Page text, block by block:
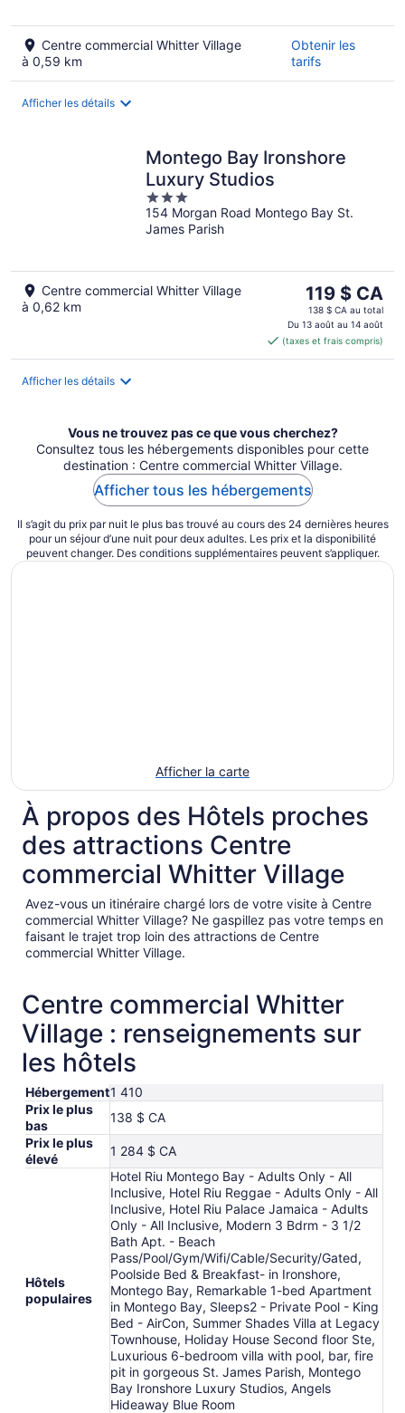
Centre commercial Whitter Village
à 0,59 km
Obtenir les
tarifs
Afficher les détails
Montego Bay Ironshore
Luxury Studios
3
out
of
154 Morgan Road Montego Bay St.
James Parish
Centre commercial Whitter Village
à 0,62 km
Le
prix
est
de 119 $ CA
par
119 $ CA
138 $ CA au total
Du 13 août au 14 août
(taxes et frais compris)
Afficher les détails
Vous ne trouvez pas ce que vous cherchez?
Consultez tous les hébergements disponibles pour cette
destination : Centre commercial Whitter Village.
Afficher tous les hébergements
Il s’agit du prix par nuit le plus bas trouvé au cours des 24 dernières heures
pour un séjour d’une nuit pour deux adultes. Les prix et la disponibilité
peuvent changer. Des conditions supplémentaires peuvent s’appliquer.
Afficher la carte
À propos des Hôtels proches
des attractions Centre
commercial Whitter Village
Avez-vous un itinéraire chargé lors de votre visite à Centre
commercial Whitter Village? Ne gaspillez pas votre temps en
faisant le trajet trop loin des attractions de Centre
commercial Whitter Village.
Centre commercial Whitter
Village : renseignements sur
les hôtels
Hébergement1 410
Prix le plus
bas
138 $ CA
Prix le plus
élevé
1 284 $ CA
Hôtels
populaires
Hotel Riu Montego Bay - Adults Only - All
Inclusive, Hotel Riu Reggae - Adults Only - All
Inclusive, Hotel Riu Palace Jamaica - Adults
Only - All Inclusive, Modern 3 Bdrm - 3 1/2
Bath Apt. - Beach
Pass/Pool/Gym/Wifi/Cable/Security/Gated,
Poolside Bed & Breakfast- in Ironshore,
Montego Bay, Remarkable 1-bed Apartment
in Montego Bay, Sleeps2 - Private Pool - King
Bed - AirCon, Summer Shades Villa at Legacy
Townhouse, Holiday House Second floor Ste,
Luxurious 6-bedroom villa with pool, bar, fire
pit in gorgeous St. James Parish, Montego
Bay Ironshore Luxury Studios, Angels
Hideaway Blue Room